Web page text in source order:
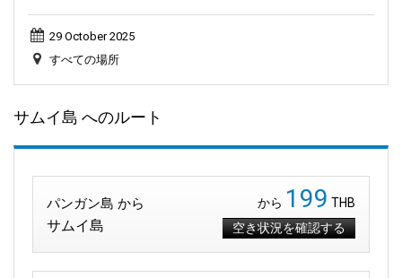
29 October 2025
すべての場所
サムイ島 へのルート
パンガン島 から
サムイ島
から 199 THB
空き状況を確認する